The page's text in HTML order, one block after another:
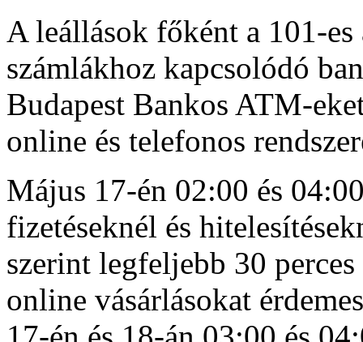
A leállások főként a 101-
számlákhoz kapcsolódó
Budapest Bankos ATM-
online és telefonos
Május 17-én 02:00 és
fizetéseknél és
szerint legfeljebb 30
online vásárlásokat